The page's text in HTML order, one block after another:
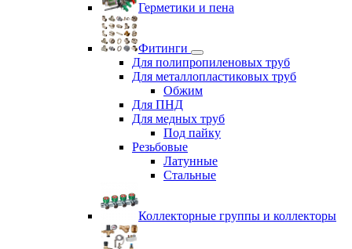
Герметики и пена
Фитинги
Для полипропиленовых труб
Для металлопластиковых труб
Обжим
Для ПНД
Для медных труб
Под пайку
Резьбовые
Латунные
Cтальные
Коллекторные группы и коллекторы